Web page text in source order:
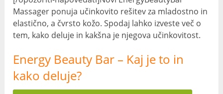
Massager ponuja učinkovito rešitev za mladostno in
elastično, a čvrsto kožo. Spodaj lahko izveste več o
tem, kako deluje in kakšna je njegova učinkovitost.
Energy Beauty Bar – Kaj je to in
kako deluje?